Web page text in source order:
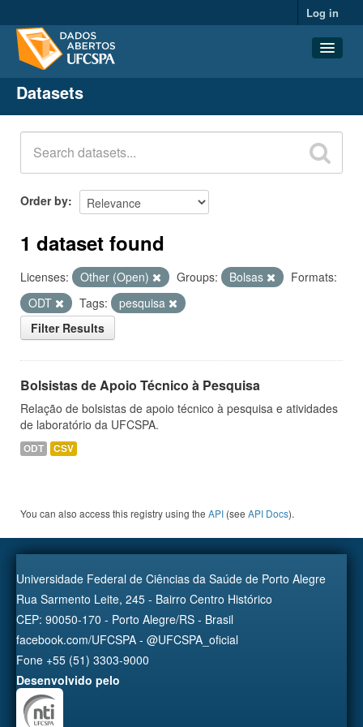
Log in
Datasets
Organizations
Groups
About
Datasets
Order by
1 dataset found
Licenses: Other (Open) Groups: Bolsas
Formats:
ODT
Tags:
pesquisa
Filter Results
Bolsistas de Apoio Técnico à Pesquisa
Relação de bolsistas de apoio técnico à pesquisa e atividades
de laboratório da UFCSPA.
ODT CSV
You can also access this registry using the API (see API Docs).
Universidade Federal de Ciências da Saúde de Porto Alegre
Rua Sarmento Leite, 245 - Bairro Centro Histórico
CEP: 90050-170 - Porto Alegre/RS - Brasil
facebook.com/UFCSPA - @UFCSPA_oficial
Fone +55 (51) 3303-9000
Desenvolvido pelo